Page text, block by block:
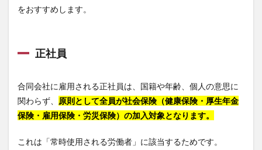
をおすすめします。
正社員
合同会社に雇用される正社員は、国籍や年齢、個人の意思に
関わらず、 原則として全員が社会保険（健康保険・厚生年金
保険・雇用保険・労災保険）の加入対象となります。
これは「常時使用される労働者」に該当するためです。